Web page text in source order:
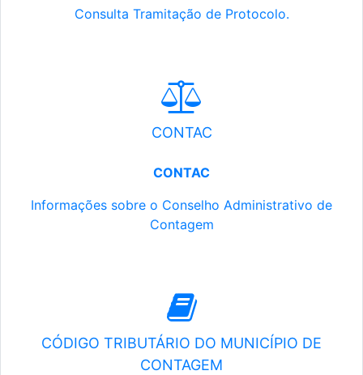
Consulta Tramitação de Protocolo.
CONTAC
CONTAC
Informações sobre o Conselho Administrativo de
Contagem
CÓDIGO TRIBUTÁRIO DO MUNICÍPIO DE
CONTAGEM